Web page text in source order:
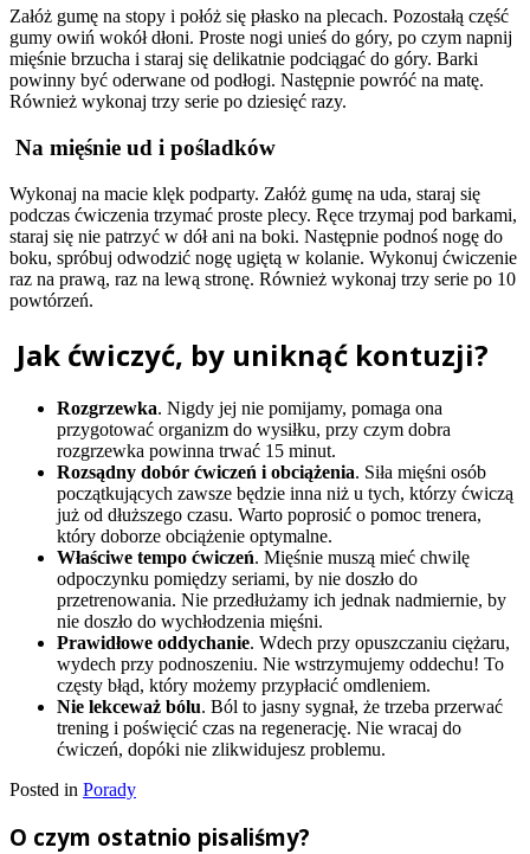
Załóż gumę na stopy i połóż się płasko na plecach. Pozostałą część
gumy owiń wokół dłoni. Proste nogi unieś do góry, po czym napnij
mięśnie brzucha i staraj się delikatnie podciągać do góry. Barki
powinny być oderwane od podłogi. Następnie powróć na matę.
Również wykonaj trzy serie po dziesięć razy.
Na mięśnie ud i pośladków
Wykonaj na macie klęk podparty. Załóż gumę na uda, staraj się
podczas ćwiczenia trzymać proste plecy. Ręce trzymaj pod barkami,
staraj się nie patrzyć w dół ani na boki. Następnie podnoś nogę do
boku, spróbuj odwodzić nogę ugiętą w kolanie. Wykonuj ćwiczenie
raz na prawą, raz na lewą stronę. Również wykonaj trzy serie po 10
powtórzeń.
Jak ćwiczyć, by uniknąć kontuzji?
Rozgrzewka. Nigdy jej nie pomijamy, pomaga ona
przygotować organizm do wysiłku, przy czym dobra
rozgrzewka powinna trwać 15 minut.
Rozsądny dobór ćwiczeń i obciążenia. Siła mięśni osób
początkujących zawsze będzie inna niż u tych, którzy ćwiczą
już od dłuższego czasu. Warto poprosić o pomoc trenera,
który doborze obciążenie optymalne.
Właściwe tempo ćwiczeń. Mięśnie muszą mieć chwilę
odpoczynku pomiędzy seriami, by nie doszło do
przetrenowania. Nie przedłużamy ich jednak nadmiernie, by
nie doszło do wychłodzenia mięśni.
Prawidłowe oddychanie. Wdech przy opuszczaniu ciężaru,
wydech przy podnoszeniu. Nie wstrzymujemy oddechu! To
częsty błąd, który możemy przypłacić omdleniem.
Nie lekceważ bólu. Ból to jasny sygnał, że trzeba przerwać
trening i poświęcić czas na regenerację. Nie wracaj do
ćwiczeń, dopóki nie zlikwidujesz problemu.
Posted in Porady
O czym ostatnio pisaliśmy?